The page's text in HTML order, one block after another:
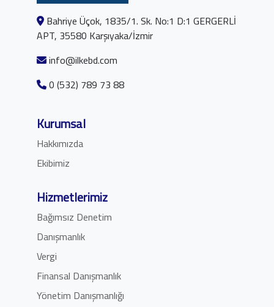
Bahriye Üçok, 1835/1. Sk. No:1 D:1 GERGERLİ
APT, 35580 Karşıyaka/İzmir
info@ilkebd.com
0 (532) 789 73 88
Kurumsal
Hakkımızda
Ekibimiz
Hizmetlerimiz
Bağımsız Denetim
Danışmanlık
Vergi
Finansal Danışmanlık
Yönetim Danışmanlığı